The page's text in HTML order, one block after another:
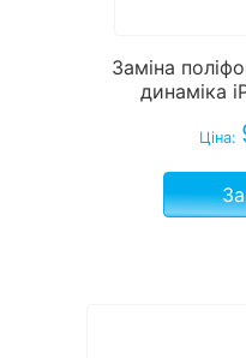
Заміна
динаміка
Ціна: